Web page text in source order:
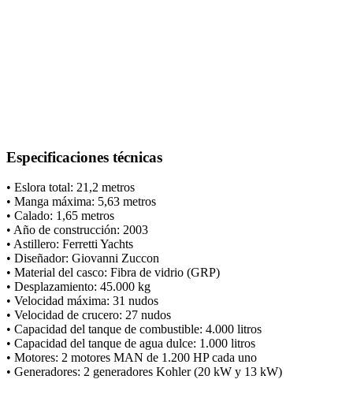
Especificaciones técnicas
• Eslora total: 21,2 metros
• Manga máxima: 5,63 metros
• Calado: 1,65 metros
• Año de construcción: 2003
• Astillero: Ferretti Yachts
• Diseñador: Giovanni Zuccon
• Material del casco: Fibra de vidrio (GRP)
• Desplazamiento: 45.000 kg
• Velocidad máxima: 31 nudos
• Velocidad de crucero: 27 nudos
• Capacidad del tanque de combustible: 4.000 litros
• Capacidad del tanque de agua dulce: 1.000 litros
• Motores: 2 motores MAN de 1.200 HP cada uno
• Generadores: 2 generadores Kohler (20 kW y 13 kW)